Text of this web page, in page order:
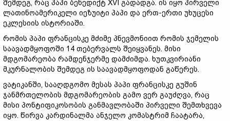
შემდეგ, რაც პაპი ბენედიქტ XVI გადადგა. ის იყო პირველი
ლათინოამერიკელი იეზუიტი პაპი და ერთ-ერთი უხუცესი
ეკლესიის ისტორიაში.
რომის პაპი ფრანცისკე მძიმე პნევმონიით რომის ჯემელის
საავადმყოფოში 14 თებერვალს შეიყვანეს. მისი
მდგომარეობა რამდენჯერმე დამძიმდა. ხუთკვირიანი
მკურნალობის შემდეგ ის საავადმყოფოდან გაწერეს.
ვატიკანში, სააღდგომო მესას პაპი ფრანცისკე გუშინ
ჯანმრთელობის მდგომარეობის გამო ვერ გაუძღვა, რაც
მისი პონტიფიკოსობის განმავლობაში პირველი შემთხვევა
იყო. წირვა კარდინალმა ანჯელო კომასტრიმ ჩაატარა,